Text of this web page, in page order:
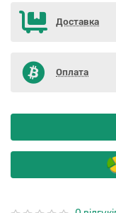
Доставка
Оплата